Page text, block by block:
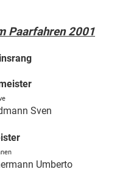
Paarfahren 2001
Sven
Umberto